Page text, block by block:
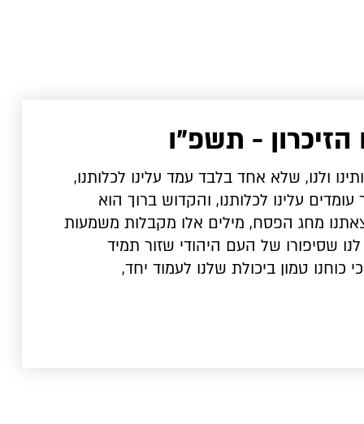
הזיכרון - תשפ"ו
ולנו, שלא אחד בלבד עמד עלינו לכלותנו,
עלינו לכלותנו, והקדוש ברוך הוא
מחג הפסח, מילים אלו מקבלות משמעות
שסיפורו של העם היהודי שזור תמיד
כוחנו טמון ביכולת שלנו לעמוד יחד,